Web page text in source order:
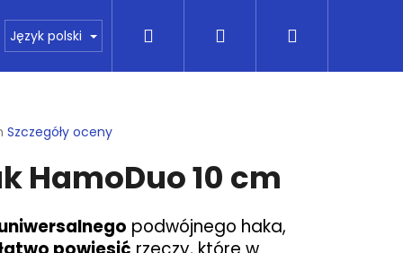
Kontakt Wszystko o kupowaniu
Język polski Zaloguj
Szczegóły oceny
HamoDuo 10 cm
podwójnego haka,